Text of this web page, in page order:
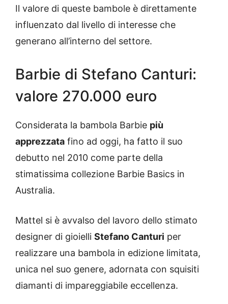
Il valore di queste bambole è direttamente
influenzato dal livello di interesse che
generano all’interno del settore.
Barbie di Stefano Canturi:
valore 270.000 euro
Considerata la bambola Barbie più
apprezzata fino ad oggi, ha fatto il suo
debutto nel 2010 come parte della
stimatissima collezione Barbie Basics in
Australia.
Mattel si è avvalso del lavoro dello stimato
designer di gioielli Stefano Canturi per
realizzare una bambola in edizione limitata,
unica nel suo genere, adornata con squisiti
diamanti di impareggiabile eccellenza.